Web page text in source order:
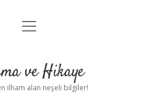
Gizlilik Politikası
Yasal Uyarı
menüyü
ve Hikaye
ilham alan neşeli bilgiler!